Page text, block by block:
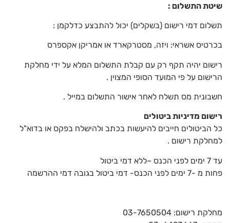
שיטת התשלום :
תשלום דמי רישום (בשקלים) יכול להתבצע כדלקמן :
בכרטיס אשראי: ויזה, מסטרקארד או אמריקן אקספרס
רישום יהיה תקף רק עם קבלת התשלום המלא על ידי מחלקת
הרישום על פי המועד הסופי המצוין .
חשבונית מס תשלח לאחר אישור התשלום במייל .
רישום מדיניות ביטולים
כל הביטולים חייבים להיעשות בכתב ולהישלח בפקס או בדוא"ל
למחלקת רישום .
עד 7 ימים לפני הכנס –ללא דמי ביטול
פחות מ -7 ימים לפני הכנס- דמי ביטול בגובה דמי ההרשמה
מחלקת רישום: 03-7650504